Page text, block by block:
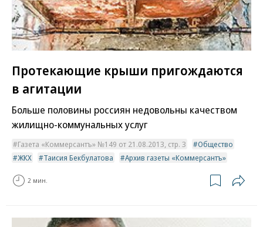
Протекающие крыши пригождаются
в агитации
Больше половины россиян недовольны качеством
жилищно-коммунальных услуг
Газета «Коммерсантъ» №149 от 21.08.2013, стр. 3
Общество
ЖКХ
Таисия Бекбулатова Архив газеты «Коммерсантъ»
2 мин.